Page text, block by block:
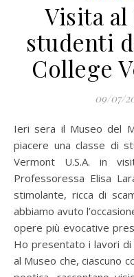
Visita
studenti
College
09/07/
Ieri sera il Museo del Metaverso ha accolto con grande
piacere una classe di
Vermont U.S.A. in
Professoressa Elisa
stimolante, ricca di
abbiamo avuto
opere più evocative
Ho presentato i lavori
al Museo che, ciascuno